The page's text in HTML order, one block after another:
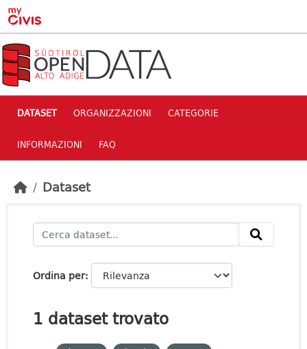
Skip to main content
DATASET ORGANIZZAZIONI CATEGORIE
INFORMAZIONI FAQ
Dataset
Ordina per
1 dataset trovato